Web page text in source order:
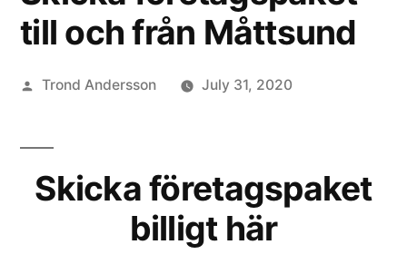
till och från Måttsund
Posted
Trond Andersson July 31, 2020
Skicka företagspaket
billigt här